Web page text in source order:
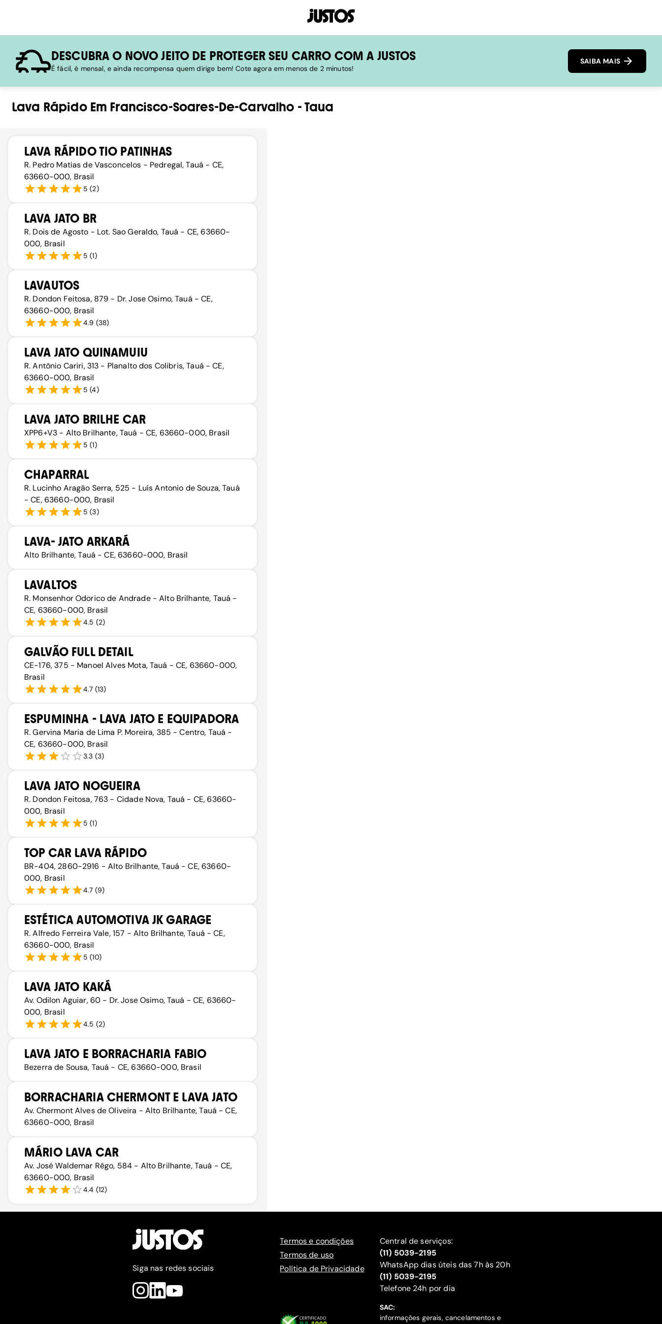
DESCUBRA O NOVO JEITO DE PROTEGER SEU CARRO COM A JUSTOS
É fácil, é mensal, e ainda recompensa quem dirige bem! Cote agora em menos de 2 minutos!
SAIBA MAIS
Lava RápidoEm Francisco-Soares-De-Carvalho - Taua
LAVA RÁPIDO TIO PATINHAS
R. Pedro Matias de Vasconcelos - Pedregal, Tauá - CE,
63660-000, Brasil
5 (2)
LAVA JATO BR
R. Dois de Agosto - Lot. Sao Geraldo, Tauá - CE, 63660-
000, Brasil
5 (1)
LAVAUTOS
R. Dondon Feitosa, 879 - Dr. Jose Osimo, Tauá - CE,
63660-000, Brasil
4.9 (38)
LAVA JATO QUINAMUIU
R. Antônio Cariri, 313 - Planalto dos Colibris, Tauá - CE,
63660-000, Brasil
5 (4)
LAVA JATO BRILHE CAR
XPP6+V3 - Alto Brilhante, Tauá - CE, 63660-000, Brasil
5 (1)
CHAPARRAL
R. Lucinho Aragão Serra, 525 - Luís Antonio de Souza, Tauá
- CE, 63660-000, Brasil
5 (3)
LAVA- JATO ARKARÁ
Alto Brilhante, Tauá - CE, 63660-000, Brasil
LAVALTOS
R. Monsenhor Odorico de Andrade - Alto Brilhante, Tauá -
CE, 63660-000, Brasil
4.5 (2)
GALVÃO FULL DETAIL
CE-176, 375 - Manoel Alves Mota, Tauá - CE, 63660-000,
Brasil
4.7 (13)
ESPUMINHA - LAVA JATO E EQUIPADORA
R. Gervina Maria de Lima P. Moreira, 385 - Centro, Tauá -
CE, 63660-000, Brasil
3.3 (3)
LAVA JATO NOGUEIRA
R. Dondon Feitosa, 763 - Cidade Nova, Tauá - CE, 63660-
000, Brasil
5 (1)
TOP CAR LAVA RÁPIDO
BR-404, 2860-2916 - Alto Brilhante, Tauá - CE, 63660-
000, Brasil
4.7 (9)
ESTÉTICA AUTOMOTIVA JK GARAGE
R. Alfredo Ferreira Vale, 157 - Alto Brilhante, Tauá - CE,
63660-000, Brasil
5 (10)
LAVA JATO KAKÁ
Av. Odilon Aguiar, 60 - Dr. Jose Osimo, Tauá - CE, 63660-
000, Brasil
4.5 (2)
LAVA JATO E BORRACHARIA FABIO
Bezerra de Sousa, Tauá - CE, 63660-000, Brasil
BORRACHARIA CHERMONT E LAVA JATO
Av. Chermont Alves de Oliveira - Alto Brilhante, Tauá - CE,
63660-000, Brasil
MÁRIO LAVA CAR
Av. José Waldemar Rêgo, 584 - Alto Brilhante, Tauá - CE,
63660-000, Brasil
4.4 (12)
Siga nas redes sociais
Termos e condições
Termos de uso
Política de Privacidade
Central de serviços:
(11) 5039-2195
WhatsApp dias úteis das 7h às 20h
(11) 5039-2195
‍Telefone 24h por dia
SAC:
informações gerais, cancelamentos e